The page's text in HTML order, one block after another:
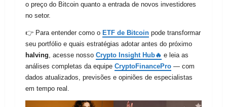
o preço do Bitcoin quanto a entrada de novos investidores
no setor.
👉 Para entender como o ETF de Bitcoin pode transformar
seu portfólio e quais estratégias adotar antes do próximo
halving, acesse nosso Crypto Insight Hub🔥 e leia as
análises completas da equipe CryptoFinancePro — com
dados atualizados, previsões e opiniões de especialistas
em tempo real.